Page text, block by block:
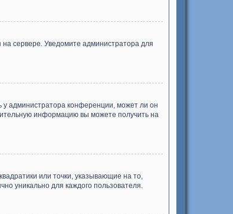
сервере. Уведомите администратора для
у администратора конференции, может ли он
информацию вы можете получить на
или точки, указывающие на то,
уникально для каждого пользователя.